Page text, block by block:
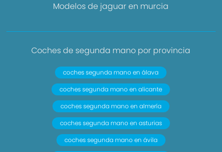
Modelos de jaguar en murcia
Coches de segunda mano por provincia
coches segunda mano en álava
coches segunda mano en alicante
coches segunda mano en almería
coches segunda mano en asturias
coches segunda mano en ávila